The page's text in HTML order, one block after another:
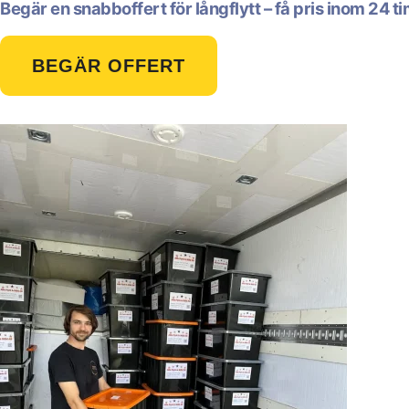
Begär en snabboffert för långflytt – få pris inom 24
BEGÄR OFFERT